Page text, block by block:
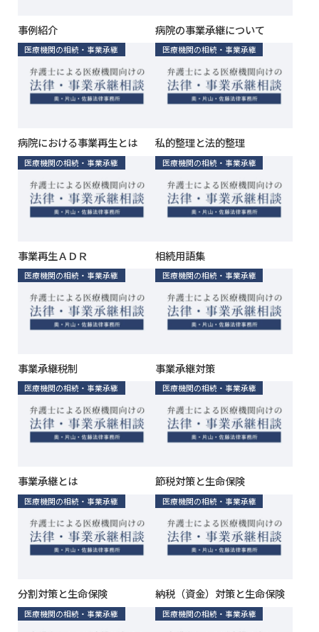
事例紹介 病院の事業承継について
医療機関の相続・事業承継
病院における事業再生とは
医療機関の相続・事業承継
私的整理と法的整理
医療機関の相続・事業承継
事業再生ＡＤＲ
医療機関の相続・事業承継
相続用語集
医療機関の相続・事業承継
事業承継税制
医療機関の相続・事業承継
事業承継対策
医療機関の相続・事業承継
事業承継とは
医療機関の相続・事業承継
節税対策と生命保険
医療機関の相続・事業承継
分割対策と生命保険
医療機関の相続・事業承継
納税（資金）対策と生命保険
医療機関の相続・事業承継 医療機関の相続・事業承継